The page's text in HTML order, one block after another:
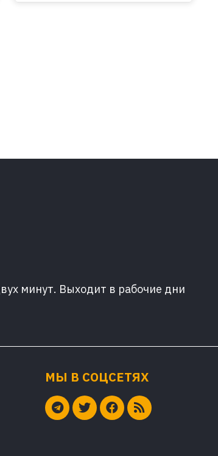
минут. Выходит в рабочие дни
МЫ В СОЦСЕТЯХ